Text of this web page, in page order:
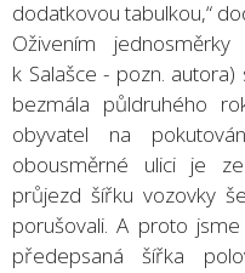
dodatkovou tabulkou,“
Oživením
k Salašce - pozn.
bezmála půldruhého
obyvatel na
obousměrné ulici je
průjezd šířku vozovky
porušovali. A proto
předepsaná šířka